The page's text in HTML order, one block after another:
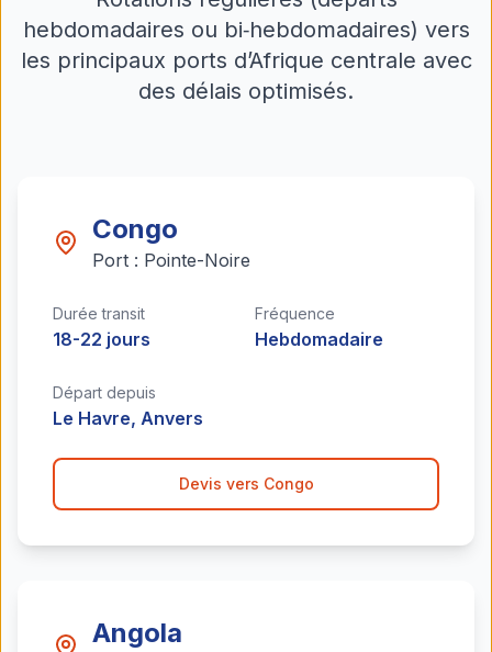
hebdomadaires ou bi‑hebdomadaires) vers
les principaux ports d’Afrique centrale avec
des délais optimisés.
Congo
Port : Pointe-Noire
Durée transit
18-22 jours
Fréquence
Hebdomadaire
Départ depuis
Le Havre, Anvers
Devis vers Congo
Angola